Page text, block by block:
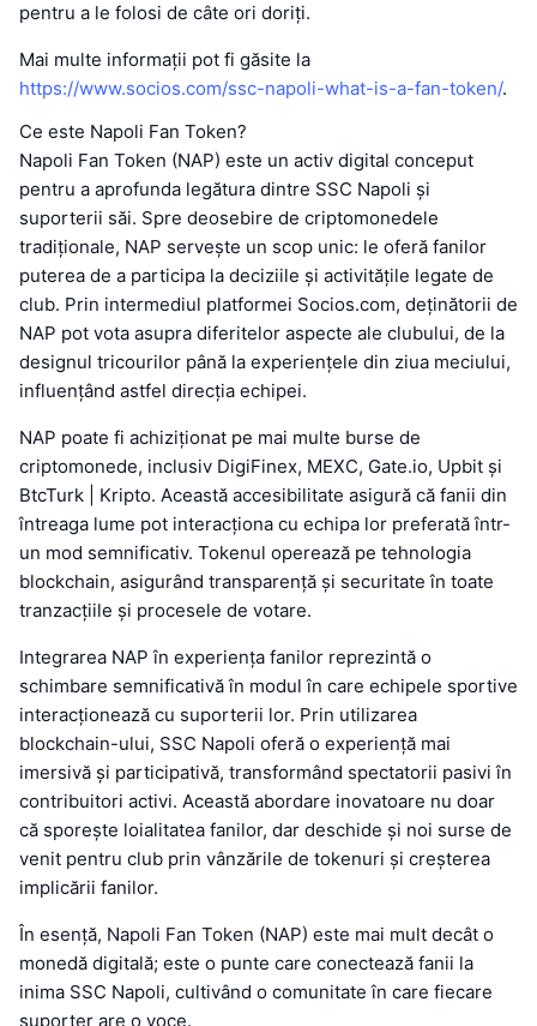
pentru a le folosi de câte ori doriți.
Mai multe informații pot fi găsite la
https://www.socios.com/ssc-napoli-what-is-a-fan-token/.
Ce este Napoli Fan Token?
Napoli Fan Token (NAP) este un activ digital conceput
pentru a aprofunda legătura dintre SSC Napoli și
suporterii săi. Spre deosebire de criptomonedele
tradiționale, NAP servește un scop unic: le oferă fanilor
puterea de a participa la deciziile și activitățile legate de
club. Prin intermediul platformei Socios.com, deținătorii de
NAP pot vota asupra diferitelor aspecte ale clubului, de la
designul tricourilor până la experiențele din ziua meciului,
influențând astfel direcția echipei.
NAP poate fi achiziționat pe mai multe burse de
criptomonede, inclusiv DigiFinex, MEXC, Gate.io, Upbit și
BtcTurk | Kripto. Această accesibilitate asigură că fanii din
întreaga lume pot interacționa cu echipa lor preferată într-
un mod semnificativ. Tokenul operează pe tehnologia
blockchain, asigurând transparență și securitate în toate
tranzacțiile și procesele de votare.
Integrarea NAP în experiența fanilor reprezintă o
schimbare semnificativă în modul în care echipele sportive
interacționează cu suporterii lor. Prin utilizarea
blockchain-ului, SSC Napoli oferă o experiență mai
imersivă și participativă, transformând spectatorii pasivi în
contribuitori activi. Această abordare inovatoare nu doar
că sporește loialitatea fanilor, dar deschide și noi surse de
venit pentru club prin vânzările de tokenuri și creșterea
implicării fanilor.
În esență, Napoli Fan Token (NAP) este mai mult decât o
monedă digitală; este o punte care conectează fanii la
inima SSC Napoli, cultivând o comunitate în care fiecare
suporter are o voce.